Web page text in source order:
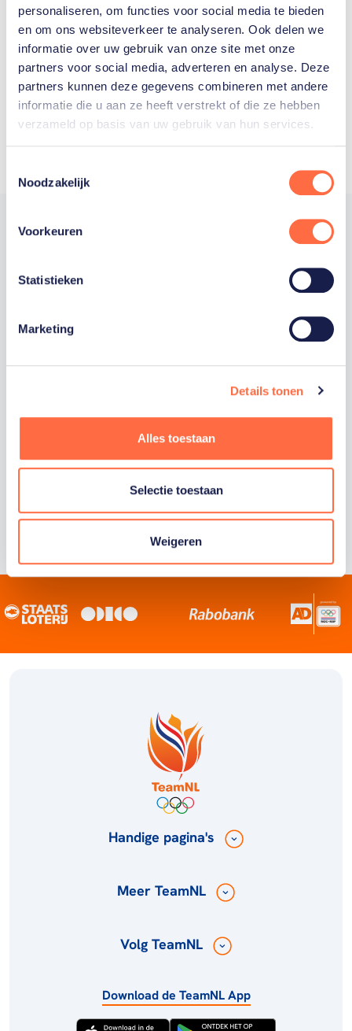
personaliseren, om functies voor social media te bieden
en om ons websiteverkeer te analyseren. Ook delen we
informatie over uw gebruik van onze site met onze
partners voor social media, adverteren en analyse. Deze
partners kunnen deze gegevens combineren met andere
informatie die u aan ze heeft verstrekt of die ze hebben
verzameld op basis van uw gebruik van hun services.
Noodzakelijk
Voorkeuren
Statistieken
Marketing
Details tonen
Alles toestaan
Selectie toestaan
Weigeren
Welke Nederlanders hebben er
ooit meegedaan aan de
Olympische Spelen?
Trotse hoofdsponsor
Staatsloterij is trotse hoofdsponsor van
sportiefste land van de wereld maken.
Handige pagina's
Meer TeamNL
Volg TeamNL
Download de TeamNL App